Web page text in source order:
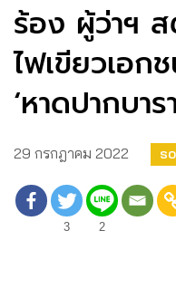
ร้อง ผู้ว่าฯ
ไฟเขียวเอก
‘หาดปากบา
29 กรกฎาคม 2022
3 2